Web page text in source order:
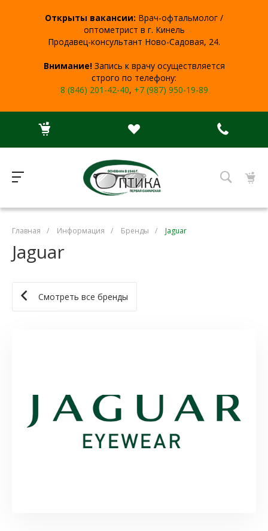
Открыты вакансии: Врач-офтальмолог /
оптометрист в г. Кинель
Продавец-консультант Ново-Садовая, 24.
Внимание!Запись к врачу осуществляется
строго по телефону:
8 (846) 201-42-40, +7 (987) 950-19-89
Главная / Информация / Бренды / Jaguar
Jaguar
Смотреть все бренды